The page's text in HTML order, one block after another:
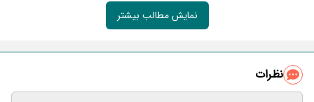
نمایش مطالب بیشتر
نظرات